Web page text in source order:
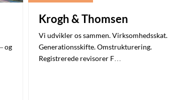
og
Krogh & Thomsen
Vi udvikler os sammen. Virksomhedsskat.
Generationsskifte. Omstrukturering.
Registrerede revisorer F…